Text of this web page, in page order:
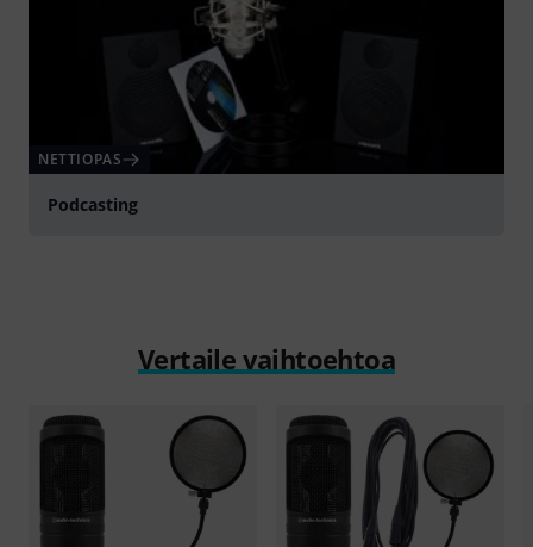
NETTIOPAS
Podcasting
Vertaile vaihtoehtoa